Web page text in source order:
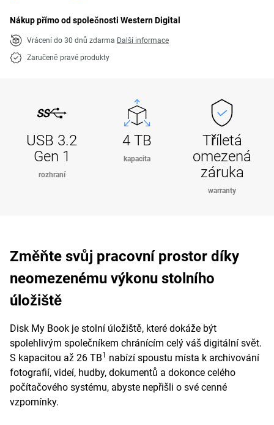
Nákup přímo od společnosti Western Digital
Vrácení do 30 dnů zdarma Další informace
Zaručeně pravé produkty
USB 3.2
Gen 1
rozhraní
4 TB
kapacita
Tříletá
omezená
záruka
warranty
Změňte svůj pracovní prostor díky
neomezenému výkonu stolního
úložiště
Disk My Book je stolní úložiště, které dokáže být
spolehlivým společníkem chránícím celý váš digitální svět.
S kapacitou až 26 TB1
nabízí spoustu místa k archivování
fotografií, videí, hudby, dokumentů a dokonce celého
počítačového systému, abyste nepřišli o své cenné
vzpomínky.